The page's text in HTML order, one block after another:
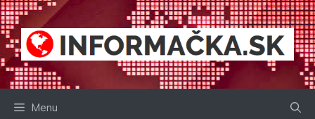
Preskočiť
na
obsah
Menu